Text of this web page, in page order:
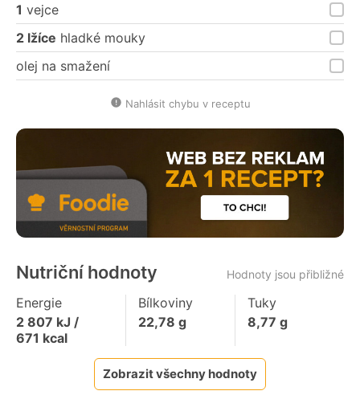
1 vejce
2 lžíce hladké mouky
olej na smažení
Nahlásit chybu v receptu
Nutriční hodnoty Hodnoty jsou přibližné
Energie
2 807 kJ /
671 kcal
Bílkoviny
22,78 g
Tuky
8,77 g
Zobrazit všechny hodnoty